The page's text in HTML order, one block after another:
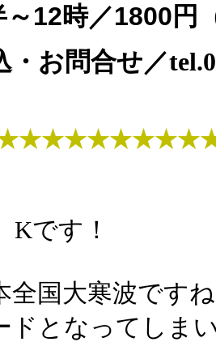
時／1800円（
問合せ／
Kです！
全国大寒波です
ドとなってしま